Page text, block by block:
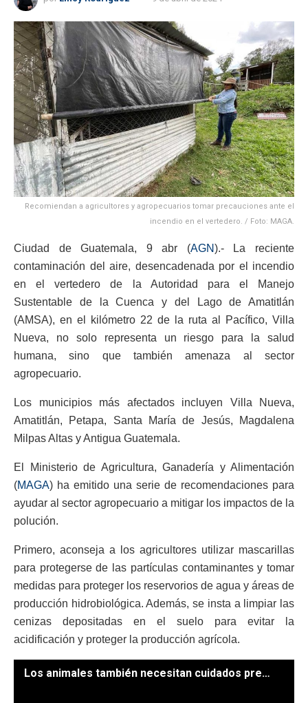
Recomiendan a agricultores y agropecuarios tomar precauciones ante el
incendio en el vertedero. / Foto: MAGA.
Ciudad de Guatemala, 9 abr (AGN ).- La reciente
contaminación del aire, desencadenada por el incendio
en el vertedero de la Autoridad para el Manejo
Sustentable de la Cuenca y del Lago de Amatitlán
(AMSA), en el kilómetro 22 de la ruta al Pacífico, Villa
Nueva, no solo representa un riesgo para la salud
humana, sino que también amenaza al sector
agropecuario.
Los municipios más afectados incluyen Villa Nueva,
Amatitlán, Petapa, Santa María de Jesús, Magdalena
Milpas Altas y Antigua Guatemala.
El Ministerio de Agricultura, Ganadería y Alimentación
(MAGA) ha emitido una serie de recomendaciones para
ayudar al sector agropecuario a mitigar los impactos de la
polución.
Primero, aconseja a los agricultores utilizar mascarillas
para protegerse de las partículas contaminantes y tomar
medidas para proteger los reservorios de agua y áreas de
producción hidrobiológica. Además, se insta a limpiar las
cenizas depositadas en el suelo para evitar la
acidificación y proteger la producción agrícola.
Los animales también necesitan cuidados preventivos ante la polución. / Foto: MAGA.